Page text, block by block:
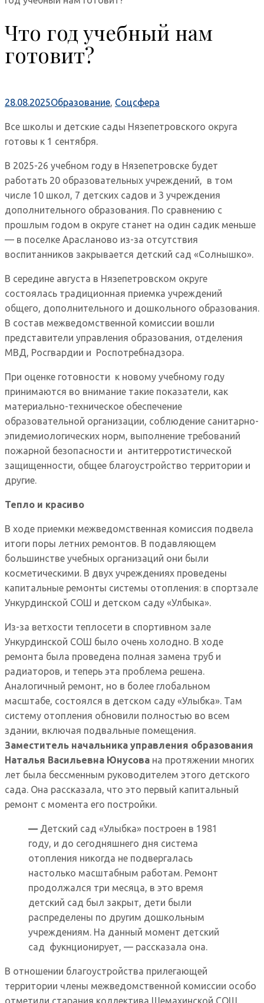
Что год учебный нам
готовит?
28.08.2025Образование, Соцсфера
Все школы и детские сады Нязепетровского округа
готовы к 1 сентября.
В 2025-26 учебном году в Нязепетровске будет
работать 20 образовательных учреждений, в том
числе 10 школ, 7 детских садов и 3 учреждения
дополнительного образования. По сравнению с
прошлым годом в округе станет на один садик меньше
— в поселке Арасланово из-за отсутствия
воспитанников закрывается детский сад «Солнышко».
В середине августа в Нязепетровском округе
состоялась традиционная приемка учреждений
общего, дополнительного и дошкольного образования.
В состав межведомственной комиссии вошли
представители управления образования, отделения
МВД, Росгвардии и Роспотребнадзора.
При оценке готовности к новому учебному году
принимаются во внимание такие показатели, как
материально-техническое обеспечение
образовательной организации, соблюдение санитарно-
эпидемиологических норм, выполнение требований
пожарной безопасности и антитерротистической
защищенности, общее благоустройство территории и
другие.
Тепло и красиво
В ходе приемки межведомственная комиссия подвела
итоги поры летних ремонтов. В подавляющем
большинстве учебных организаций они были
косметическими. В двух учреждениях проведены
капитальные ремонты системы отопления: в спортзале
Ункурдинской СОШ и детском саду «Улбыка».
Из-за ветхости теплосети в спортивном зале
Ункурдинской СОШ было очень холодно. В ходе
ремонта была проведена полная замена труб и
радиаторов, и теперь эта проблема решена.
Аналогичный ремонт, но в более глобальном
масштабе, состоялся в детском саду «Улыбка». Там
систему отопления обновили полностью во всем
здании, включая подвальные помещения.
Заместитель начальника управления образования
Наталья Васильевна Юнусова на протяжении многих
лет была бессменным руководителем этого детского
сада. Она рассказала, что это первый капитальный
ремонт с момента его постройки.
— Детский сад «Улыбка» построен в 1981
году, и до сегодняшнего дня система
отопления никогда не подвергалась
настолько масштабным работам. Ремонт
продолжался три месяца, в это время
детский сад был закрыт, дети были
распределены по другим дошкольным
учреждениям. На данный момент детский
сад фукнционирует, — рассказала она.
В отношении благоустройства прилегающей
территории члены межведомственной комиссии особо
отметили старания коллектива Шемахинской СОШ.